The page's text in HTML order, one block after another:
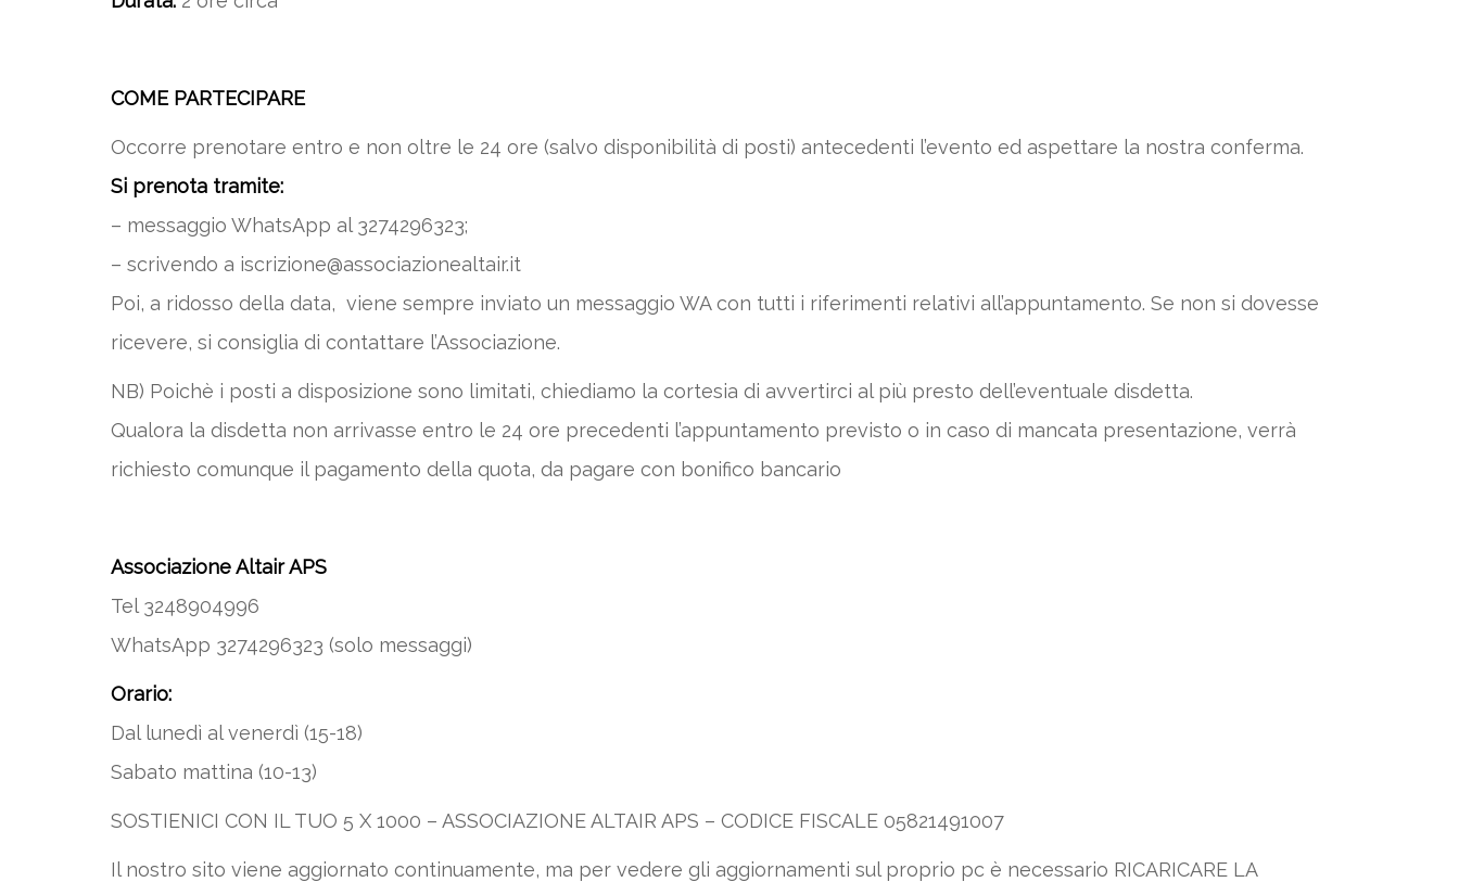
COME PARTECIPARE
Occorre prenotare entro e non oltre le 24 ore (salvo disponibilità di posti) antecedenti l’evento ed aspettare la nostra conferma.
Si prenota tramite:
– messaggio WhatsApp al 3274296323;
– scrivendo a iscrizione@associazionealtair.it
Poi, a ridosso della data, viene sempre inviato un messaggio WA con tutti i riferimenti relativi all’appuntamento. Se non si dovesse
ricevere, si consiglia di contattare l’Associazione.
NB) Poichè i posti a disposizione sono limitati, chiediamo la cortesia di avvertirci al più presto dell’eventuale disdetta.
Qualora la disdetta non arrivasse entro le 24 ore precedenti l’appuntamento previsto o in caso di mancata presentazione, verrà
richiesto comunque il pagamento della quota, da pagare con bonifico bancario
Associazione Altair APS
Tel 3248904996
WhatsApp 3274296323 (solo messaggi)
Orario:
Dal lunedì al venerdì (15-18)
Sabato mattina (10-13)
SOSTIENICI CON IL TUO 5 X 1000 – ASSOCIAZIONE ALTAIR APS – CODICE FISCALE 05821491007
Il nostro sito viene aggiornato continuamente, ma per vedere gli aggiornamenti sul proprio pc è necessario RICARICARE LA